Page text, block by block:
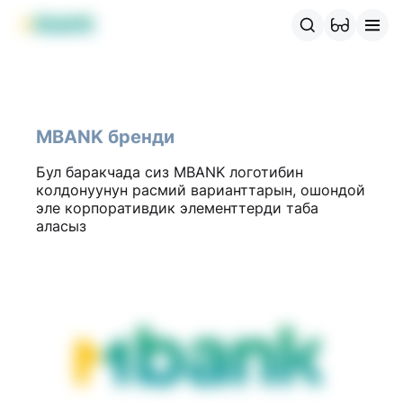
MBANK өнүмдөрү
MBANK бренди
Бул баракчада сиз MBANK логотибин
колдонуунун расмий варианттарын, ошондой
эле корпоративдик элементтерди таба
аласыз